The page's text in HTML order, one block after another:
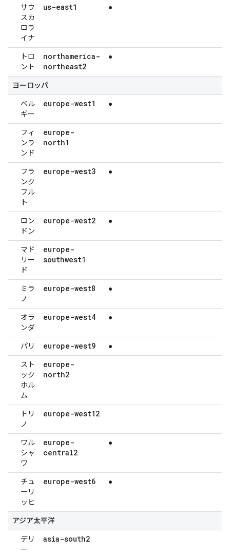
サウ
スカ
ロラ
イナ
us-east1 ●
トロ
ント
northamerica-
northeast2
●
ヨーロッパ
ベル
ギー
europe-west1 ●
フィ
ンラ
ンド
europe-
north1
フラ
ンク
フル
ト
europe-west3 ●
ロン
ドン
europe-west2 ●
マド
リー
ド
europe-
southwest1
ミラ
ノ
europe-west8 ●
オラ
ンダ
europe-west4 ●
パリ europe-west9 ●
スト
ック
ホル
ム
europe-
north2
トリ
ノ
europe-west12
ワル
シャ
ワ
europe-
central2
●
チュ
ーリ
ッヒ
europe-west6 ●
アジア太平洋
デリ
ー
asia-south2